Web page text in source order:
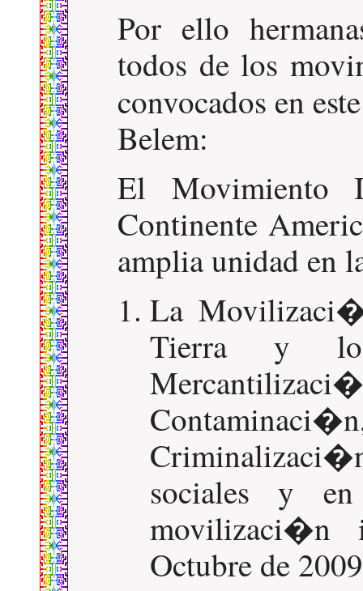
Por ello
todos de los
convocados en
Belem:
El Movimiento
Continente
amplia unidad en
La
Tierra y
sociales y
movilizaci�n
Octubre de